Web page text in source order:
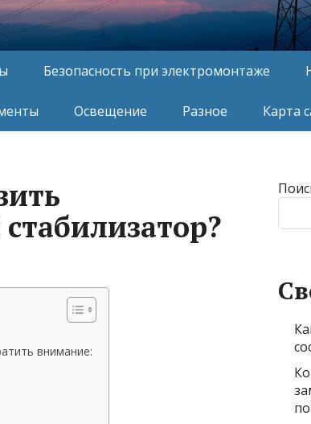
Безопасность при электромонтаже
Освещение Разное Карта
внимание: